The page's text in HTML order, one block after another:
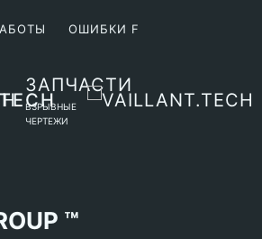
ОШИБКИ F
ЗАПЧАСТИ
ВЗРЫВНЫЕ
ЧЕРТЕЖИ
™